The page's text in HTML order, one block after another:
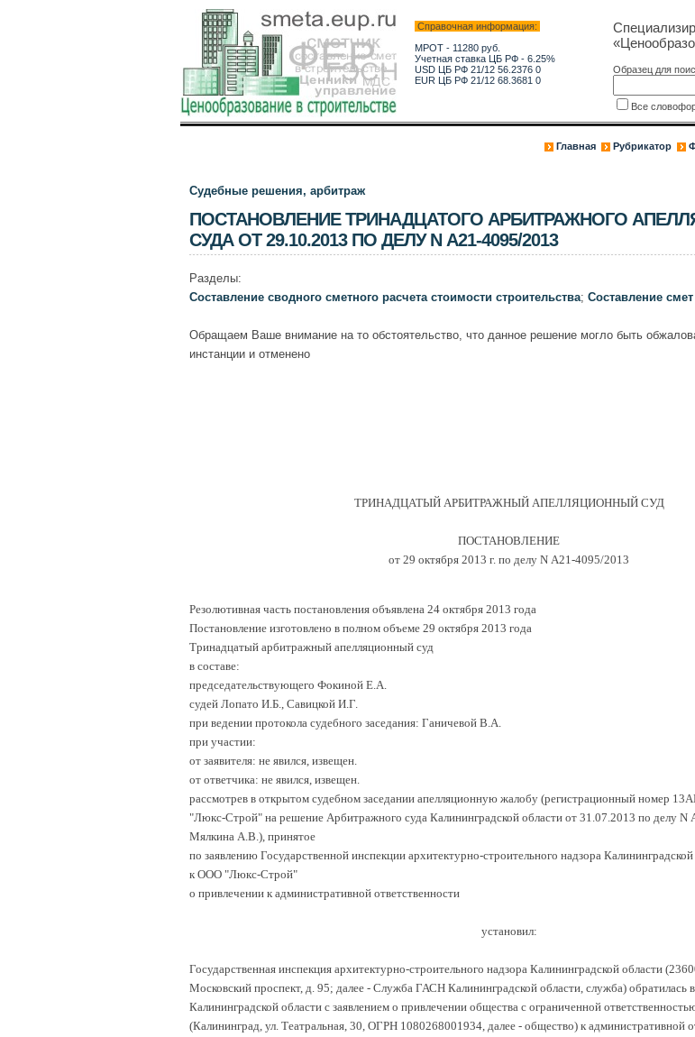
Справочная информация:
МРОТ - 11280 руб.
Учетная ставка ЦБ РФ - 6.25%
USD ЦБ РФ 21/12 56.2376 0
EUR ЦБ РФ 21/12 68.3681 0
Образец для
Все
Главная Рубрикатор
Судебные решения, арбитраж
ПОСТАНОВЛЕНИЕ ТРИНАДЦАТОГО АРБИТРАЖНОГО
СУДА ОТ 29.10.2013 ПО ДЕЛУ N А21-4095/2013
Разделы:
Составление сводного сметного расчета стоимости строительства; Составление
Обращаем Ваше внимание на то обстоятельство, что данное решение могло быть
инстанции и отменено
ТРИНАДЦАТЫЙ АРБИТРАЖНЫЙ АПЕЛЛЯЦИОННЫЙ СУД
ПОСТАНОВЛЕНИЕ
от 29 октября 2013 г. по делу N А21-4095/2013
Резолютивная часть постановления объявлена 24 октября 2013 года
Постановление изготовлено в полном объеме 29 октября 2013 года
Тринадцатый арбитражный апелляционный суд
в составе:
председательствующего Фокиной Е.А.
судей Лопато И.Б., Савицкой И.Г.
при ведении протокола судебного заседания: Ганичевой В.А.
при участии:
от заявителя: не явился, извещен.
от ответчика: не явился, извещен.
рассмотрев в открытом судебном заседании апелляционную жалобу (регистрационный номер
"Люкс-Строй" на решение Арбитражного суда Калининградской области от 31.07.2013 по делу N
Мялкина А.В.), принятое
по заявлению Государственной инспекции архитектурно-строительного надзора Калининградской
к ООО "Люкс-Строй"
о привлечении к административной ответственности
установил:
Государственная инспекция архитектурно-строительного надзора Калининградской области
Московский проспект, д. 95; далее - Служба ГАСН Калининградской области, служба) обратилась
Калининградской области с заявлением о привлечении общества с ограниченной
(Калининград, ул. Театральная, 30, ОГРН 1080268001934, далее - общество) к административной